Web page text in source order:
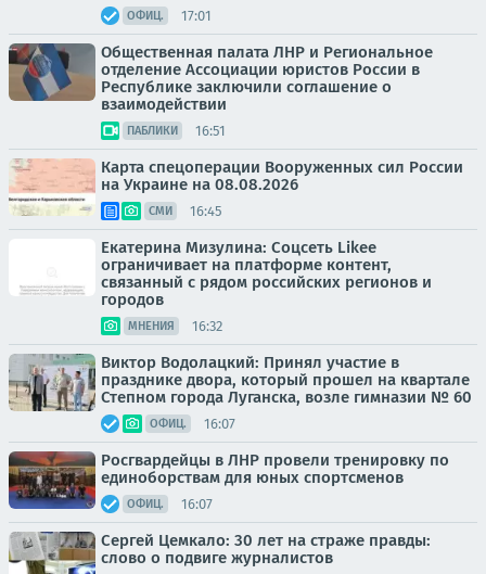
ОФИЦ. 17:01
Общественная палата ЛНР и Региональное
отделение Ассоциации юристов России в
Республике заключили соглашение о
взаимодействии
ПАБЛИКИ 16:51
Карта спецоперации Вооруженных сил России
на Украине на 08.08.2026
СМИ 16:45
Екатерина Мизулина: Соцсеть Likee
ограничивает на платформе контент,
связанный с рядом российских регионов и
городов
МНЕНИЯ 16:32
Виктор Водолацкий: Принял участие в
празднике двора, который прошел на квартале
Степном города Луганска, возле гимназии № 60
ОФИЦ. 16:07
Росгвардейцы в ЛНР провели тренировку по
единоборствам для юных спортсменов
ОФИЦ. 16:07
Сергей Цемкало: 30 лет на страже правды:
слово о подвиге журналистов